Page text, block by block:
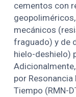
cementos con
mecánicos
fraguado) y de
hielo-deshielo)
por
Tiempo (RMN-